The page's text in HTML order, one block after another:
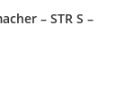
– STR S –